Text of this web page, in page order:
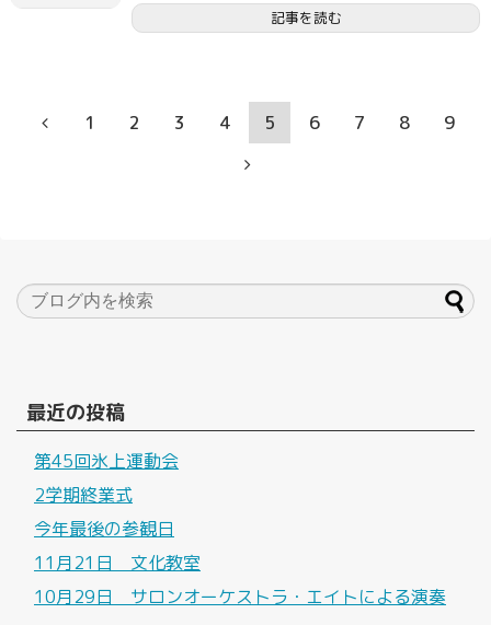
記事を読む
1 2 3 4 5 6 7 8 9
最近の投稿
第45回氷上運動会
2学期終業式
今年最後の参観日
11月21日 文化教室
10月29日 サロンオーケストラ・エイトによる演奏